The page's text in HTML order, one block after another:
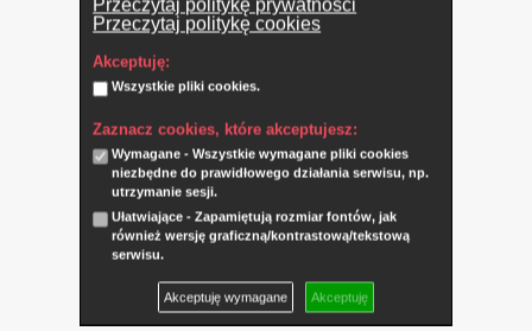
Przeczytaj politykę prywatności
Przeczytaj politykę cookies
Akceptuję:
Wszystkie pliki cookies.
Zaznacz cookies, które akceptujesz:
Wymagane - Wszystkie wymagane pliki cookies
niezbędne do prawidłowego działania serwisu, np.
utrzymanie sesji.
Ułatwiające - Zapamiętują rozmiar fontów, jak
również wersję graficzną/kontrastową/tekstową
serwisu.
Akceptuję wymagane Akceptuję